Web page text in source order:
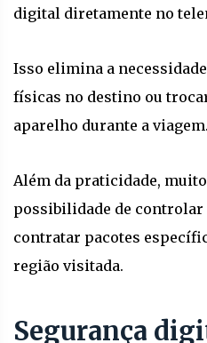
digital diretamente no
Isso elimina a
físicas no destino ou
aparelho durante a viagem.
Além da praticidade,
possibilidade de controlar
contratar pacotes
região visitada.
Segurança